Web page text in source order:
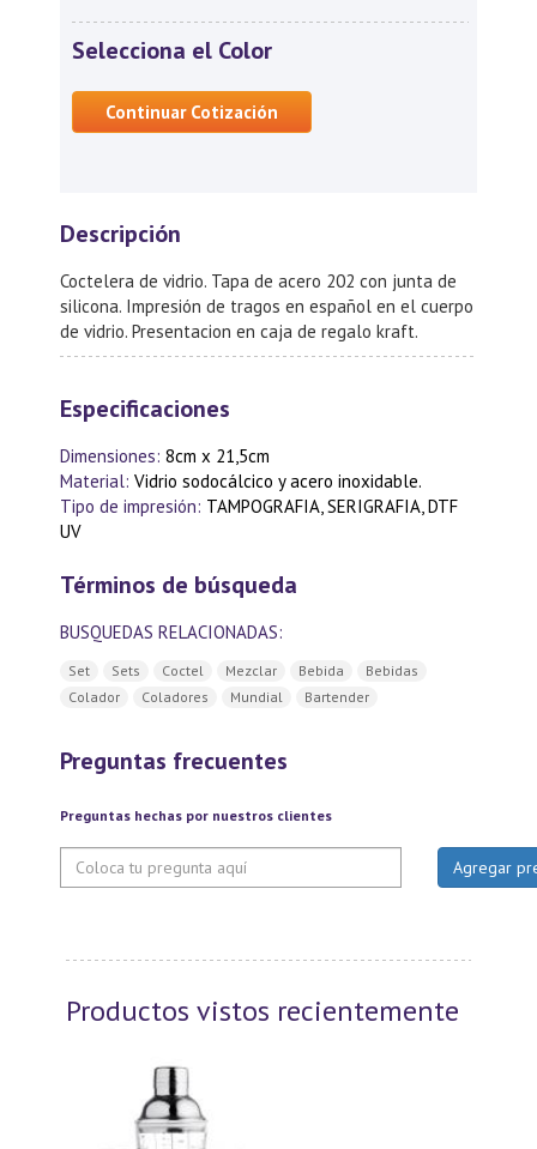
Selecciona el Color
Continuar Cotización
Descripción
Coctelera de vidrio. Tapa de acero 202 con junta de
silicona. Impresión de tragos en español en el cuerpo
de vidrio. Presentacion en caja de regalo kraft.
Especificaciones
Dimensiones: 8cm x 21,5cm
Material: Vidrio sodocálcico y acero inoxidable.
Tipo de impresión: TAMPOGRAFIA, SERIGRAFIA, DTF
UV
Términos de búsqueda
BUSQUEDAS RELACIONADAS:
Set Sets Coctel Mezclar Bebida
Bebidas
Colador
Coladores Mundial Bartender
Preguntas frecuentes
Preguntas hechas por nuestros clientes
Productos vistos recientemente